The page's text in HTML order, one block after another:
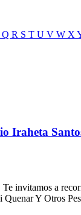
Q R S T U V W X
Iraheta
invitamos a
Y Otros